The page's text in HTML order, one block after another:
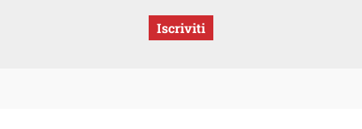
Iscriviti